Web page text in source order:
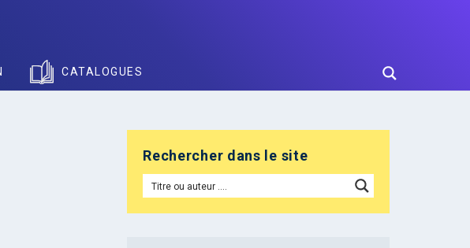
CATALOGUES
Rechercher dans le site